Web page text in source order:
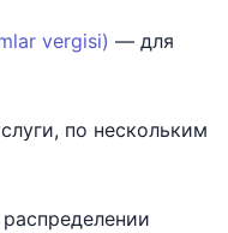
vergisi) — для
по нескольким